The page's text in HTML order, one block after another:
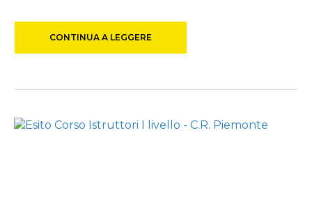
CONTINUA A LEGGERE